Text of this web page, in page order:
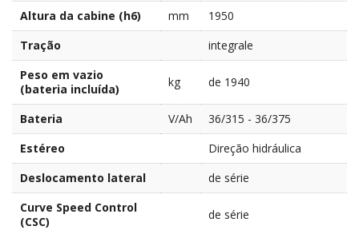
Altura da cabine (h6) mm
1950
Tração
integrale
Peso em vazio
(bateria incluída)
kg de 1940
Bateria V/Ah
36/315 - 36/375
Estéreo
Direção hidráulica
Deslocamento lateral
de série
Curve Speed Control
(CSC)
de série